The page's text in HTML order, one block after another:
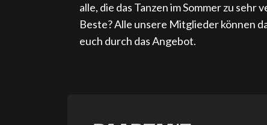
alle, die das Tanzen im Sommer zu sehr
Beste? Alle unsere Mitglieder können
euch durch das Angebot.